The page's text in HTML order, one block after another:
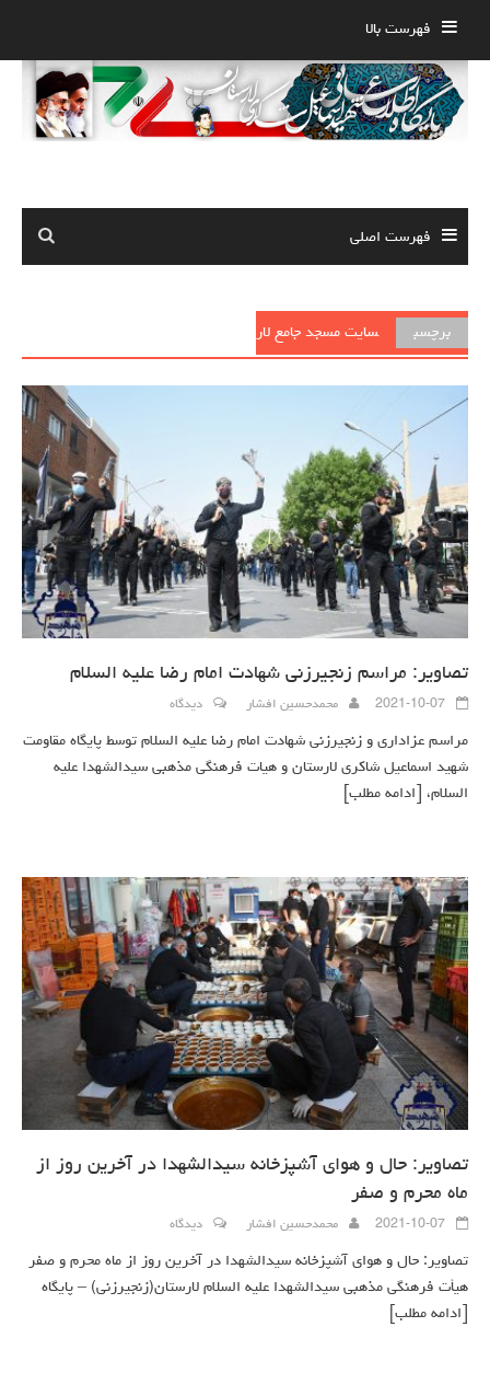
content
فهرست بالا
فهرست اصلی
برچسب سایت مسجد جامع لار
تصاویر: مراسم زنجیرزنی شهادت امام رضا علیه السلام
2021-10-07 محمدحسین افشار دیدگاه
مراسم عزاداری و زنجیرزنی شهادت امام رضا علیه السلام توسط پایگاه مقاومت
شهید اسماعیل شاکری لارستان و هیات فرهنگی مذهبی سیدالشهدا علیه
السلام،
[ادامه مطلب]
تصاویر: حال و هوای آشپزخانه سیدالشهدا در آخرین روز از
ماه محرم و صفر
2021-10-07 محمدحسین افشار دیدگاه
تصاویر: حال و هوای آشپزخانه سیدالشهدا در آخرین روز از ماه محرم و صفر
هیأت فرهنگی مذهبی سیدالشهدا علیه السلام لارستان(زنجیرزنی) – پایگاه
[ادامه مطلب]